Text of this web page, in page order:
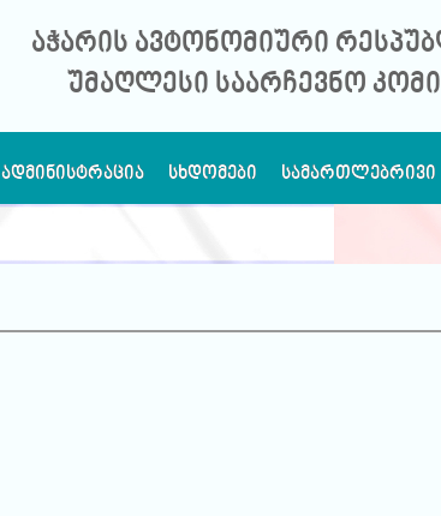
აჭარის ავტონომიური
უმაღლესი საარჩევნო
ᲐᲓᲛᲘᲜᲘᲡᲢᲠᲐᲪᲘᲐ ᲡᲮᲓᲝᲛᲔᲑᲘ ᲡᲐᲛᲐᲠᲗᲚᲔᲑᲠᲘᲕᲘ